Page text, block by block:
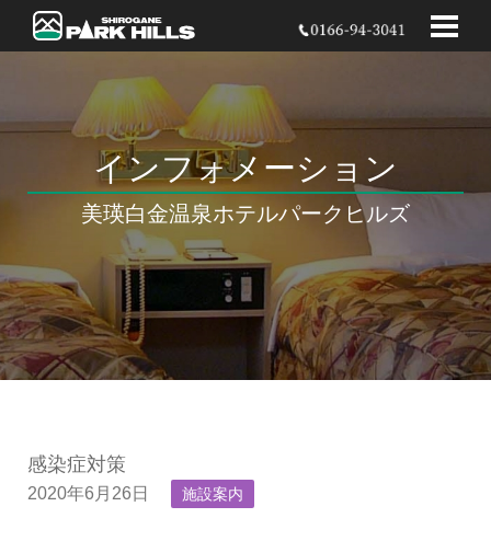
インフォメーション
美瑛白金温泉ホテルパークヒルズ
感染症対策
2020年6月26日 施設案内